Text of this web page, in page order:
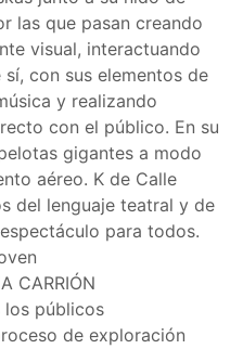
las que pasan creando
visual, interactuando
con sus elementos de
y realizando
con el público. En su
gigantes a modo
aéreo. K de Calle
del lenguaje teatral y de
para todos.
CARRIÓN
los públicos
de exploración